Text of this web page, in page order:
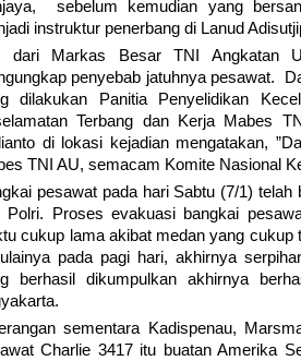
sebelum kemudian yang
instruktur penerbang di Lanud
dari Markas Besar TNI Angkatan
penyebab jatuhnya pesawat.
dilakukan Panitia Penyelidikan
Terbang dan Kerja Mabes
di lokasi kejadian mengatakan,
TNI AU, semacam Komite Nasional
pesawat pada hari Sabtu (7/1)
Polri. Proses evakuasi bangkai
cukup lama akibat medan yang cukup
pada pagi hari, akhirnya
berhasil dikumpulkan akhirnya
sementara Kadispenau,
Charlie 3417 itu buatan Amerika